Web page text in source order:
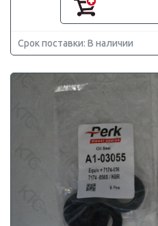
Срок поставки: В наличии